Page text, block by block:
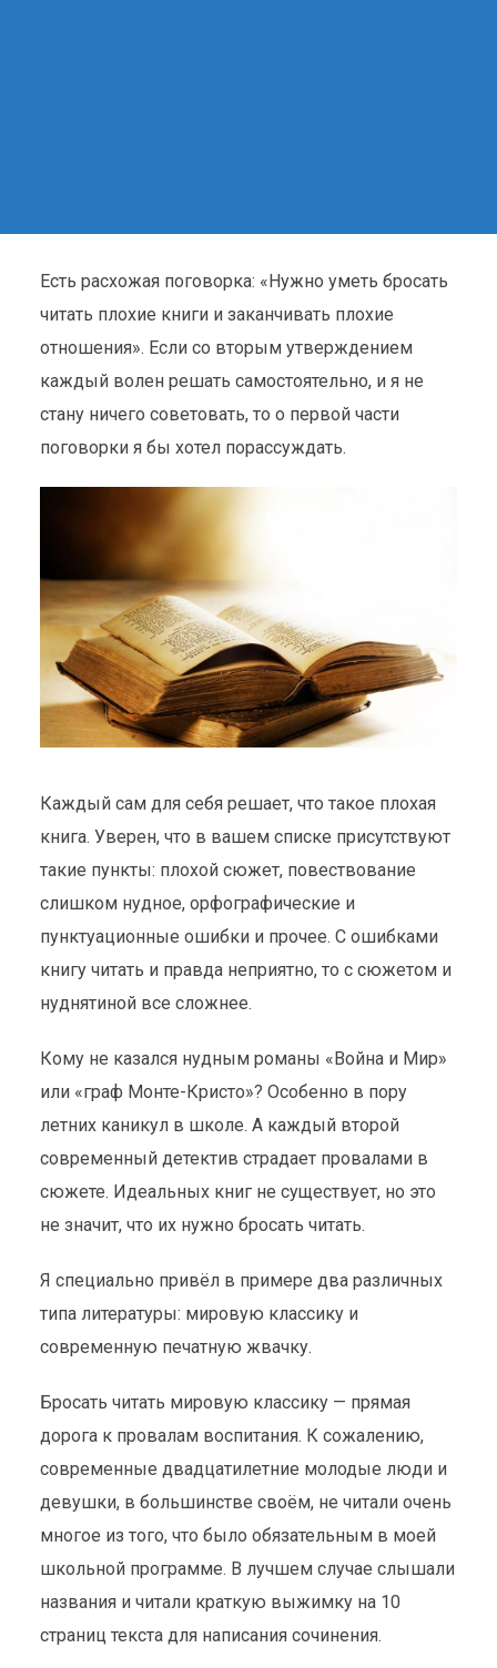
БРОСАТЬ ЛИ ЧИТАТЬ
ПЛОХИЕ КНИГИ?
Личные записи 3 августа 2015 2 мин. на чтение
Есть расхожая поговорка: «Нужно уметь бросать
читать плохие книги и заканчивать плохие
отношения». Если со вторым утверждением
каждый волен решать самостоятельно, и я не
стану ничего советовать, то о первой части
поговорки я бы хотел порассуждать.
Каждый сам для себя решает, что такое плохая
книга. Уверен, что в вашем списке присутствуют
такие пункты: плохой сюжет, повествование
слишком нудное, орфографические и
пунктуационные ошибки и прочее. С ошибками
книгу читать и правда неприятно, то с сюжетом и
нуднятиной все сложнее.
Кому не казался нудным романы «Война и Мир»
или «граф Монте-Кристо»? Особенно в пору
летних каникул в школе. А каждый второй
современный детектив страдает провалами в
сюжете. Идеальных книг не существует, но это
не значит, что их нужно бросать читать.
Я специально привёл в примере два различных
типа литературы: мировую классику и
современную печатную жвачку.
Бросать читать мировую классику — прямая
дорога к провалам воспитания. К сожалению,
современные двадцатилетние молодые люди и
девушки, в большинстве своём, не читали очень
многое из того, что было обязательным в моей
школьной программе. В лучшем случае слышали
названия и читали краткую выжимку на 10
страниц текста для написания сочинения.